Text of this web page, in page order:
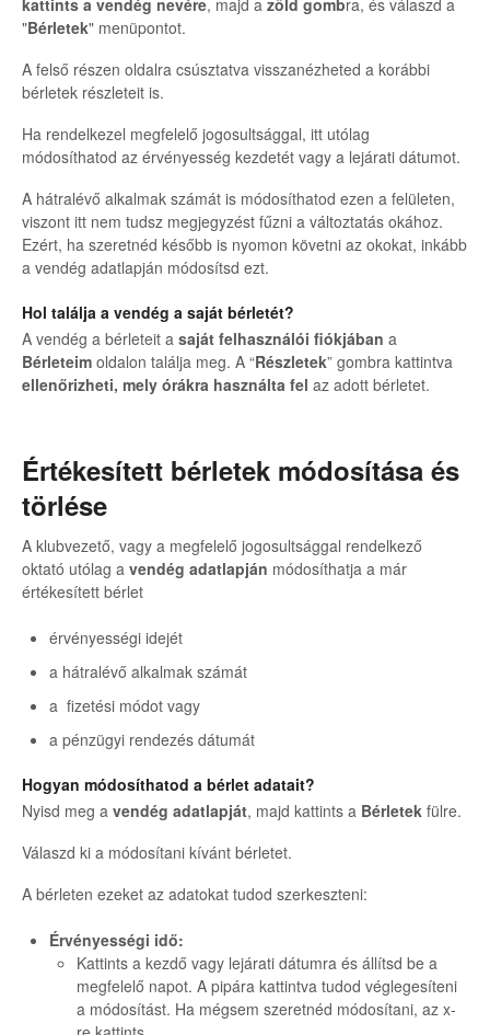
"Bérletek" menüpontot.
A felső részen oldalra csúsztatva visszanézheted a korábbi
bérletek részleteit is.
Ha rendelkezel megfelelő jogosultsággal, itt utólag
módosíthatod az érvényesség kezdetét vagy a lejárati dátumot.
A hátralévő alkalmak számát is módosíthatod ezen a felületen,
viszont itt nem tudsz megjegyzést fűzni a változtatás okához.
Ezért, ha szeretnéd később is nyomon követni az okokat, inkább
a vendég adatlapján módosítsd ezt.
Hol találja a vendég a saját bérletét?
A vendég a bérleteit a saját felhasználói fiókjában a
Bérleteim oldalon találja meg. A “Részletek” gombra kattintva
ellenőrizheti, mely órákra használta fel az adott bérletet.
Értékesített bérletek módosítása és
törlése
A klubvezető, vagy a megfelelő jogosultsággal rendelkező
oktató utólag a vendég adatlapján módosíthatja a már
értékesített bérlet
érvényességi idejét
a hátralévő alkalmak számát
a fizetési módot vagy
a pénzügyi rendezés dátumát
Hogyan módosíthatod a bérlet adatait?
Nyisd meg a vendég adatlapját, majd kattints a Bérletek fülre.
Válaszd ki a módosítani kívánt bérletet.
A bérleten ezeket az adatokat tudod szerkeszteni:
Érvényességi idő:
Kattints a kezdő vagy lejárati dátumra és állítsd be a
megfelelő napot. A pipára kattintva tudod véglegesíteni
a módosítást. Ha mégsem szeretnéd módosítani, az x-